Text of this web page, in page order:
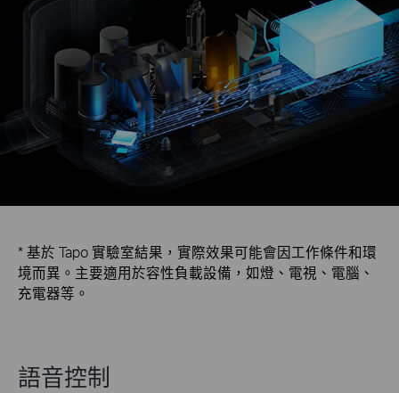
* 基於 Tapo 實驗室結果，實際效果可能會因工作條件和環
境而異。主要適用於容性負載設備，如燈、電視、電腦、
充電器等。
語音控制